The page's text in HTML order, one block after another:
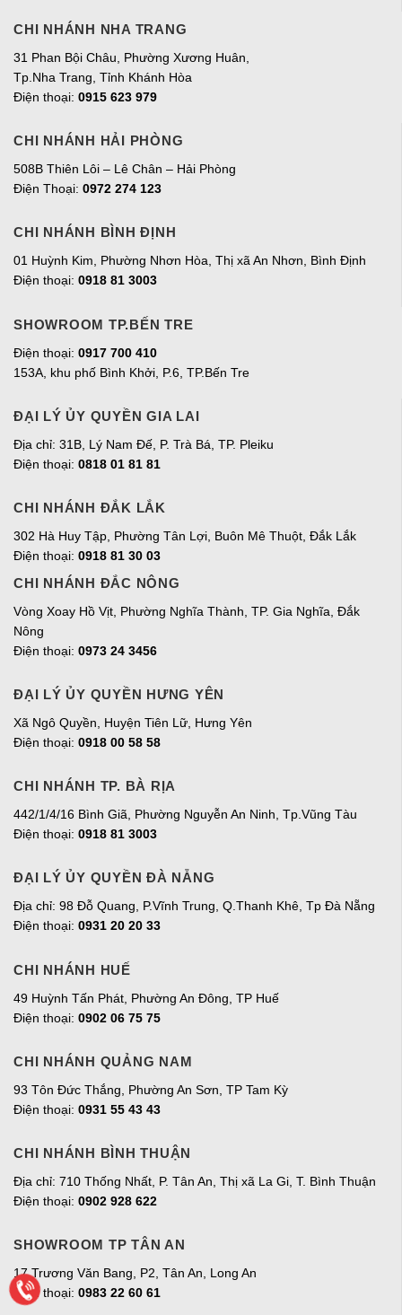
CHI NHÁNH NHA TRANG
31 Phan Bội Châu, Phường Xương Huân,
Tp.Nha Trang, Tỉnh Khánh Hòa
Điện thoại: 0915 623 979
CHI NHÁNH HẢI PHÒNG
508B Thiên Lôi – Lê Chân – Hải Phòng
Điện Thoại: 0972 274 123
CHI NHÁNH BÌNH ĐỊNH
01 Huỳnh Kim, Phường Nhơn Hòa, Thị xã An Nhơn, Bình Định
Điện thoại: 0918 81 3003
SHOWROOM TP.BẾN TRE
Điện thoại: 0917 700 410
153A, khu phố Bình Khởi, P.6, TP.Bến Tre
ĐẠI LÝ ỦY QUYỀN GIA LAI
Địa chỉ: 31B, Lý Nam Đế, P. Trà Bá, TP. Pleiku
Điện thoại: 0818 01 81 81
CHI NHÁNH ĐẮK LẮK
302 Hà Huy Tập, Phường Tân Lợi, Buôn Mê Thuột, Đắk Lắk
Điện thoại: 0918 81 30 03
CHI NHÁNH ĐẮC NÔNG
Vòng Xoay Hồ Vịt, Phường Nghĩa Thành, TP. Gia Nghĩa, Đắk
Nông
Điện thoại: 0973 24 3456
ĐẠI LÝ ỦY QUYỀN HƯNG YÊN
Xã Ngô Quyền, Huyện Tiên Lữ, Hưng Yên
Điện thoại: 0918 00 58 58
CHI NHÁNH TP. BÀ RỊA
442/1/4/16 Bình Giã, Phường Nguyễn An Ninh, Tp.Vũng Tàu
Điện thoại: 0918 81 3003
ĐẠI LÝ ỦY QUYỀN ĐÀ NẴNG
Địa chỉ: 98 Đỗ Quang, P.Vĩnh Trung, Q.Thanh Khê, Tp Đà Nẵng
Điện thoại: 0931 20 20 33
CHI NHÁNH HUẾ
49 Huỳnh Tấn Phát, Phường An Đông, TP Huế
Điện thoại: 0902 06 75 75
CHI NHÁNH QUẢNG NAM
93 Tôn Đức Thắng, Phường An Sơn, TP Tam Kỳ
Điện thoại: 0931 55 43 43
CHI NHÁNH BÌNH THUẬN
Địa chỉ: 710 Thống Nhất, P. Tân An, Thị xã La Gi, T. Bình Thuận
Điện thoại: 0902 928 622
SHOWROOM TP TÂN AN
17 Trương Văn Bang, P2, Tân An, Long An
Điện thoại: 0983 22 60 61